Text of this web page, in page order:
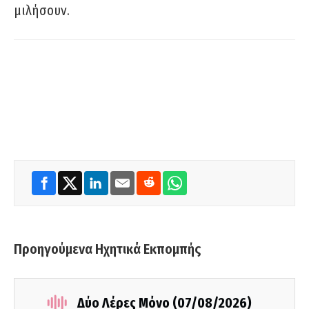
μιλήσουν.
Προηγούμενα Ηχητικά Εκπομπής
Δύο Λέρες Μόνο (07/08/2026)